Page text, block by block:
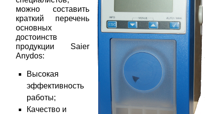
можно составить
краткий перечень
основных
достоинств
продукции Saier
Anydos:
Высокая
эффективность
работы;
Качество и